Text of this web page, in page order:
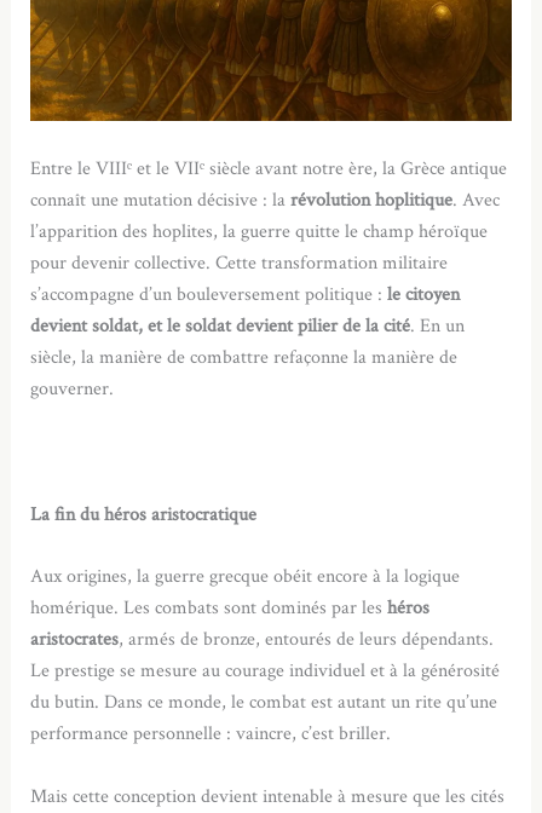
Entre le VIIIᵉ et le VIIᵉ siècle avant notre ère, la Grèce antique
connaît une mutation décisive : larévolution hoplitique. Avec
l’apparition des hoplites, la guerre quitte le champ héroïque
pour devenir collective. Cette transformation militaire
s’accompagne d’un bouleversement politique :le citoyen
devient soldat, et le soldat devient pilier de la cité. En un
siècle, la manière de combattre refaçonne la manière de
gouverner.
La fin du héros aristocratique
Aux origines, la guerre grecque obéit encore à la logique
homérique. Les combats sont dominés par leshéros
aristocrates, armés de bronze, entourés de leurs dépendants.
Le prestige se mesure au courage individuel et à la générosité
du butin. Dans ce monde, le combat est autant un rite qu’une
performance personnelle : vaincre, c’est briller.
Mais cette conception devient intenable à mesure que les cités